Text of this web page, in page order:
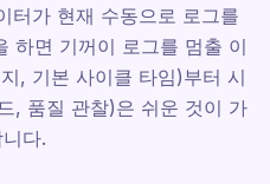
터가 현재 수동으로 로그를
하면 기꺼이 로그를 멈출 이
, 기본 사이클 타임)부터 시
, 품질 관찰)은 쉬운 것이 가
다.